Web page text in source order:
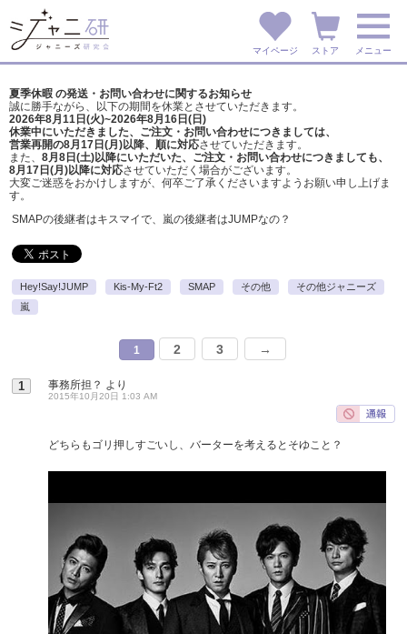
マイページ ストア メニュー
夏季休暇 の発送・お問い合わせに関するお知らせ
誠に勝手ながら、以下の期間を休業とさせていただきます。
2026年8月11日(火)~2026年8月16日(日)
休業中にいただきました、ご注文・お問い合わせにつきましては、
営業再開の8月17日(月)以降、順に対応させていただきます。
また、 8月8日(土)以降にいただいた、ご注文・ お問い合わせにつきましても、
8月17日(月)以降に対応させていただく場合がございます。
大変ご迷惑をおかけしますが、 何卒ご了承くださいますようお願い申し上げま
す。
SMAPの後継者はキスマイで、嵐の後継者はJUMPなの？
Hey!Say!JUMP Kis-My-Ft2 SMAP その他
その他ジャニーズ
嵐
1 2 3 →
1 事務所担？ より
2015年10月20日 1:03 AM
どちらもゴリ押しすごいし、バーターを考えるとそゆこと？